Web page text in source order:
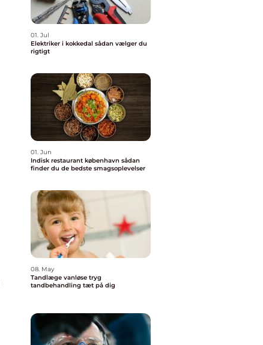
01. Jul
Elektriker i kokkedal sådan vælger du
rigtigt
01. Jun
Indisk restaurant københavn sådan
finder du de bedste smagsoplevelser
08. May
Tandlæge vanløse tryg
tandbehandling tæt på dig